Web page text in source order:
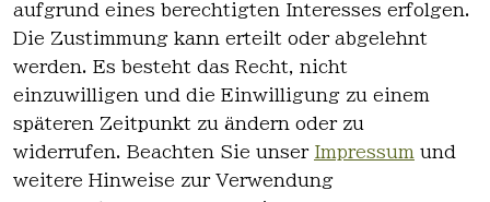
aufgrund eines berechtigten Interesses erfolgen.
Die Zustimmung kann erteilt oder abgelehnt
werden. Es besteht das Recht, nicht
einzuwilligen und die Einwilligung zu einem
späteren Zeitpunkt zu ändern oder zu
widerrufen. Beachten Sie unser Impressum und
weitere Hinweise zur Verwendung
AGB
Datenschutz
Widerrufsre
cht
Registrieren